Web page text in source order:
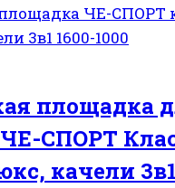
площадка
СПОРТ
качели